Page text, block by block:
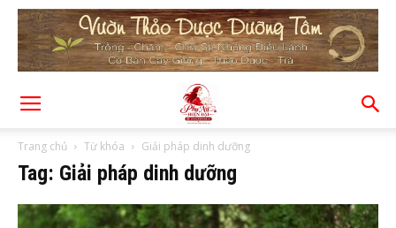
Trang chủ Từ khóa Giải pháp dinh dưỡng
Tag: Giải pháp dinh dưỡng